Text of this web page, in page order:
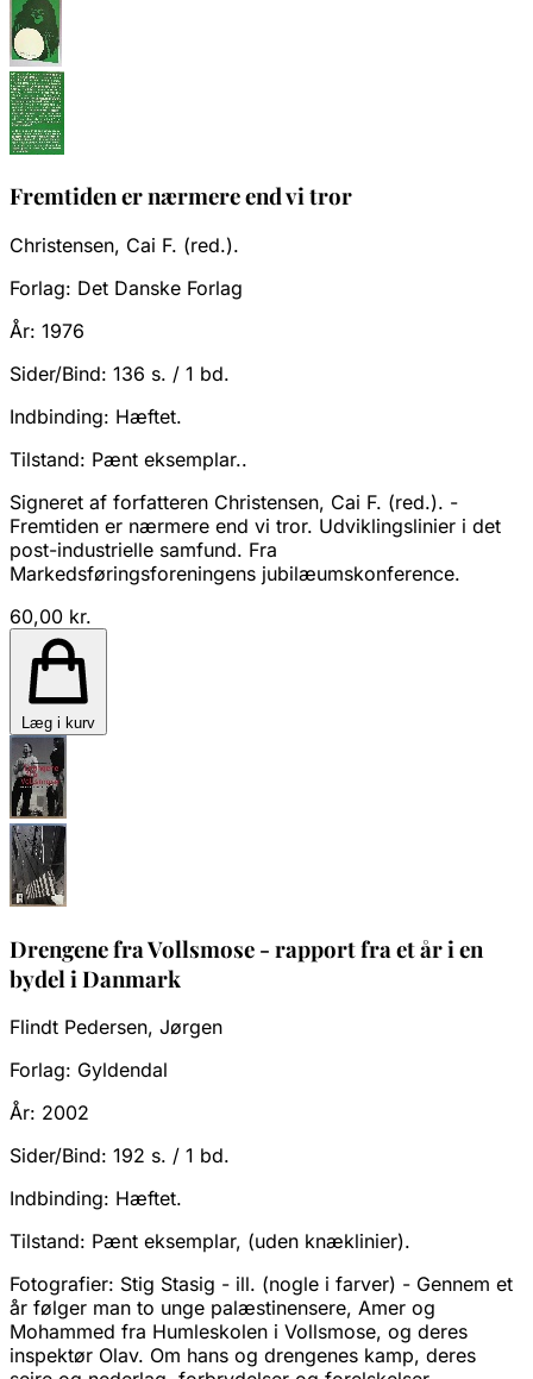
Fremtiden er nærmere end vi tror
Christensen, Cai F. (red.).
Forlag: Det Danske Forlag
År: 1976
Sider/Bind: 136 s. / 1 bd.
Indbinding: Hæftet.
Tilstand: Pænt eksemplar..
Signeret af forfatteren Christensen, Cai F. (red.). -
Fremtiden er nærmere end vi tror. Udviklingslinier i det
post-industrielle samfund. Fra
Markedsføringsforeningens jubilæumskonference.
60,00 kr.
Læg i kurv
Drengene fra Vollsmose - rapport fra et år i en
bydel i Danmark
Flindt Pedersen, Jørgen
Forlag: Gyldendal
År: 2002
Sider/Bind: 192 s. / 1 bd.
Indbinding: Hæftet.
Tilstand: Pænt eksemplar, (uden knæklinier).
Fotografier: Stig Stasig - ill. (nogle i farver) - Gennem et
år følger man to unge palæstinensere, Amer og
Mohammed fra Humleskolen i Vollsmose, og deres
inspektør Olav. Om hans og drengenes kamp, deres